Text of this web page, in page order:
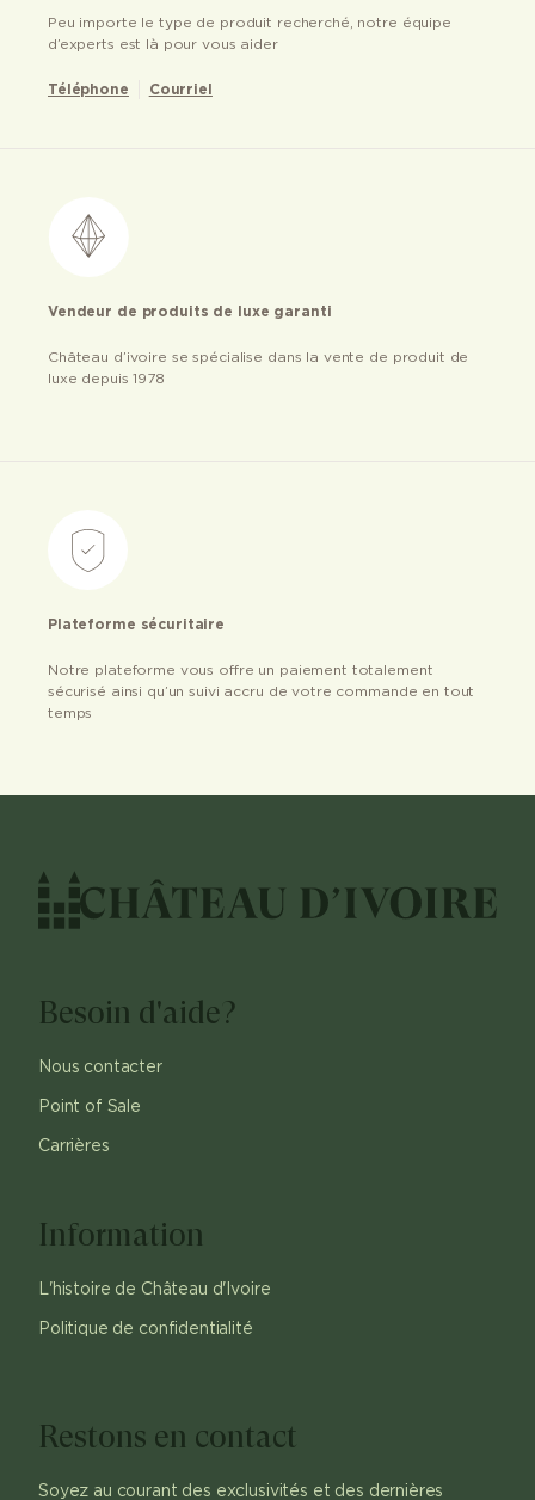
Peu importe le type de produit recherché, notre équipe
d’experts est là pour vous aider
Téléphone Courriel
Vendeur de produits de luxe garanti
Château d’ivoire se spécialise dans la vente de produit de
luxe depuis 1978
Plateforme sécuritaire
Notre plateforme vous offre un paiement totalement
sécurisé ainsi qu’un suivi accru de votre commande en tout
temps
Besoin d'aide?
Nous contacter
Point of Sale
Carrières
Information
L'histoire de Château d'Ivoire
Politique de confidentialité
Restons en contact
Soyez au courant des exclusivités et des dernières